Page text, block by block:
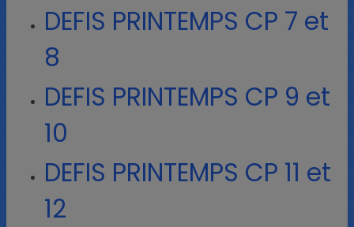
DEFIS PRINTEMPS CP 7 et
8
DEFIS PRINTEMPS CP 9 et
10
DEFIS PRINTEMPS CP 11 et
12